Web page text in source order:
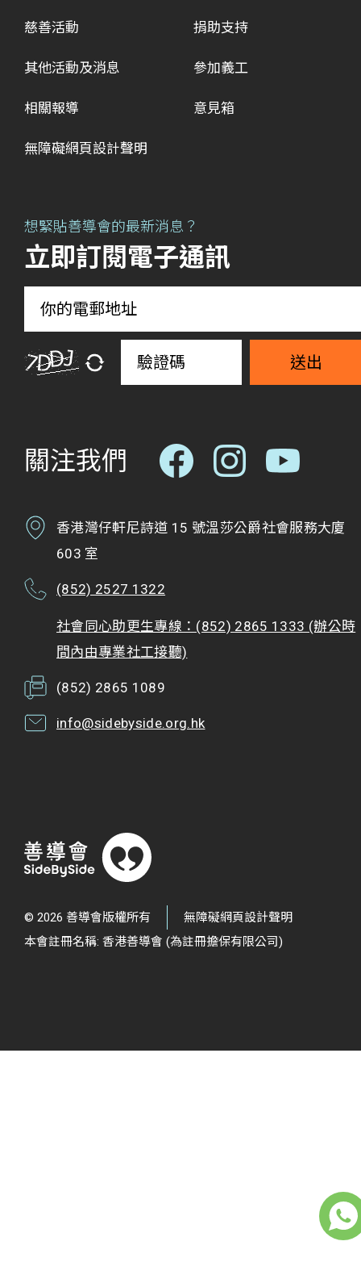
慈善活動
其他活動及消息
相關報導
捐助支持
參加義工
意見箱
無障礙網頁設計聲明
想緊貼善導會的最新消息？
立即訂閱電子通訊
送出
關注我們
香港灣仔軒尼詩道 15 號溫莎公爵社會服務大廈
603 室
(852) 2527 1322
社會同心助更生專線：(852) 2865 1333 (辦公時
間內由專業社工接聽)
(852) 2865 1089
info@sidebyside.org.hk
© 2026 善導會版權所有
無障礙網頁設計聲明
本會註冊名稱: 香港善導會 (為註冊擔保有限公司)